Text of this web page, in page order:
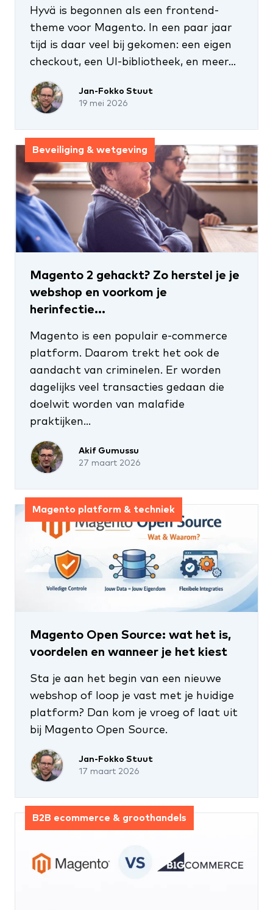
Hyvä is begonnen als een frontend-
theme voor Magento. In een paar jaar
tijd is daar veel bij gekomen: een eigen
checkout, een UI-bibliotheek, en meer...
Jan-Fokko Stuut
19 mei 2026
Beveiliging & wetgeving
Magento 2 gehackt? Zo herstel je je
webshop en voorkom je
herinfectie...
Magento is een populair e-commerce
platform. Daarom trekt het ook de
aandacht van criminelen. Er worden
dagelijks veel transacties gedaan die
doelwit worden van malafide
praktijken...
Akif Gumussu
27 maart 2026
Magento platform & techniek
Magento Open Source: wat het is,
voordelen en wanneer je het kiest
Sta je aan het begin van een nieuwe
webshop of loop je vast met je huidige
platform? Dan kom je vroeg of laat uit
bij Magento Open Source.
Jan-Fokko Stuut
17 maart 2026
B2B ecommerce & groothandels